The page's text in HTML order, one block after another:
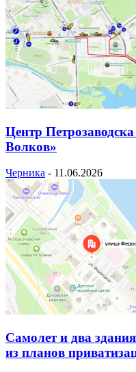
Центр
Волков»
Черника - 11.06.2026
Самолет и два
из планов